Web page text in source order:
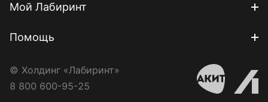
Мой Лабиринт
Помощь
© Холдинг «Лабиринт»
8 800 600-95-25